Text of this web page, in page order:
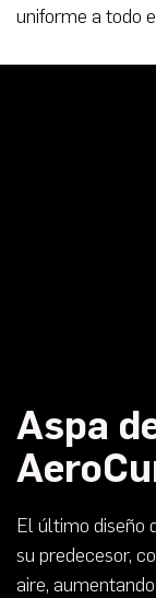
uniforme a todo
Aspa
El último diseño
su predecesor,
aire,